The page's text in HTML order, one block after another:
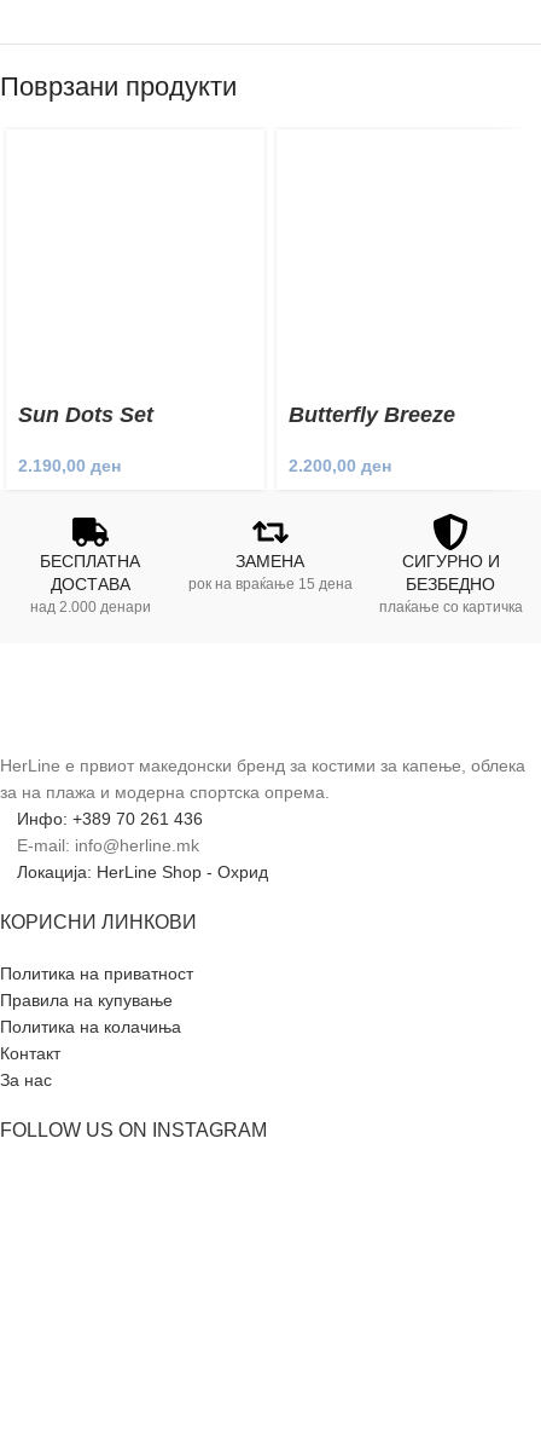
Поврзани продукти
Sun Dots Set
2.190,00 ден
Butterfly Breeze
2.200,00 ден
БЕСПЛАТНА
ДОСТАВА
над 2.000 денари
ЗАМЕНА
рок на враќање 15 дена
СИГУРНО И
БЕЗБЕДНО
плаќање со картичка
HerLine е првиот македонски бренд за костими за капење, облека
за на плажа и модерна спортска опрема.
Инфо: +389 70 261 436
E-mail: info@herline.mk
Локација: HerLine Shop - Охрид
КОРИСНИ ЛИНКОВИ
Политика на приватност
Правила на купување
Политика на колачиња
Контакт
За нас
FOLLOW US ON INSTAGRAM